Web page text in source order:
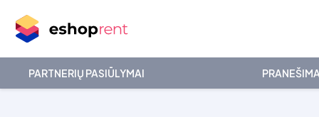
PARTNERIŲ PASIŪLYMAI